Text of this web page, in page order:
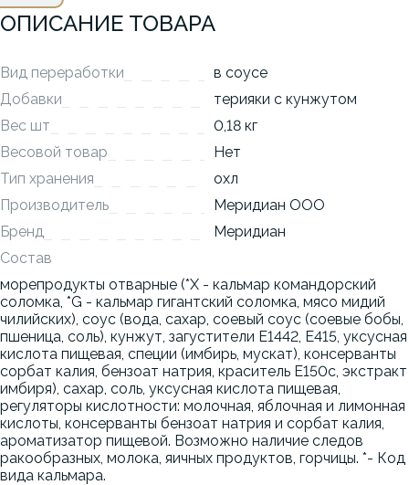
ОПИСАНИЕ ТОВАРА
Вид переработки
в соусе
Добавки
терияки с кунжутом
Вес шт
0,18 кг
Весовой товар
Нет
Тип хранения
охл
Производитель
Меридиан ООО
Бренд
Меридиан
Состав
морепродукты отварные (*X - кальмар командорский
соломка, *G - кальмар гигантский соломка, мясо мидий
чилийских), соус (вода, сахар, соевый соус (соевые бобы,
пшеница, соль), кунжут, загустители E1442, E415, уксусная
кислота пищевая, специи (имбирь, мускат), консерванты
сорбат калия, бензоат натрия, краситель E150c, экстракт
имбиря), сахар, соль, уксусная кислота пищевая,
регуляторы кислотности: молочная, яблочная и лимонная
кислоты, консерванты бензоат натрия и сорбат калия,
ароматизатор пищевой. Возможно наличие следов
ракообразных, молока, яичных продуктов, горчицы. *- Код
вида кальмара.